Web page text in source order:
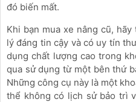
đó biến mất.
Khi bạn mua xe nâng cũ,
lý đáng tin cậy và có uy tín
dụng chất lượng cao trong
qua sử dụng từ một bên thứ
Những công cụ này là một
thể không có lịch sử bảo trì